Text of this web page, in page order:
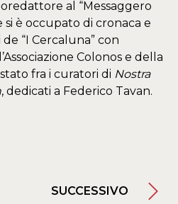
al “Messaggero
si è occupato di cronaca e
“I Cercaluna” con
Colonos e della
fra i curatori di Nostra
, dedicati a Federico Tavan.
SUCCESSIVO